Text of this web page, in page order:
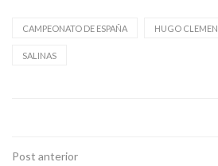
CAMPEONATO DE ESPAÑA HUGO
SALINAS
Post anterior